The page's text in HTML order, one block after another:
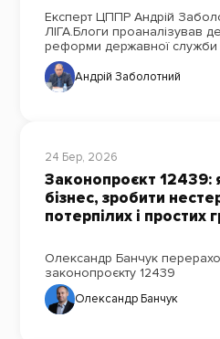
Експерт ЦППР Андрій
ЛІГА.Блоги проаналізував
реформи державної служби
Андрій Заболотний
24 Бер, 2026
Законопроєкт 12439:
бізнес, зробити
потерпілих і простих
Олександр Банчук
законопроєкту 12439
Олександр Банчук